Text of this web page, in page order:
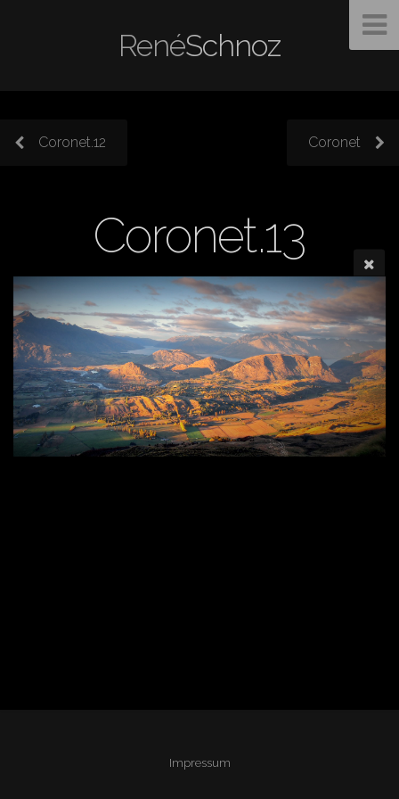
RenéSchnoz
Coronet.12 Coronet
Coronet.13
Impressum